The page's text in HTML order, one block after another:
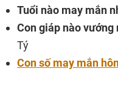
Tuổi nào may mắn
Con giáp nào
Tý
Con số may mắn